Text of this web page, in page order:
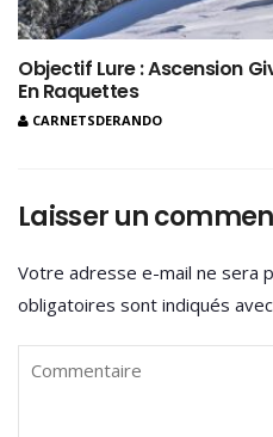
Objectif Lure : Ascension
En Raquettes
CARNETSDERANDO
Laisser un
Votre adresse e-mail ne sera
obligatoires sont indiqués avec